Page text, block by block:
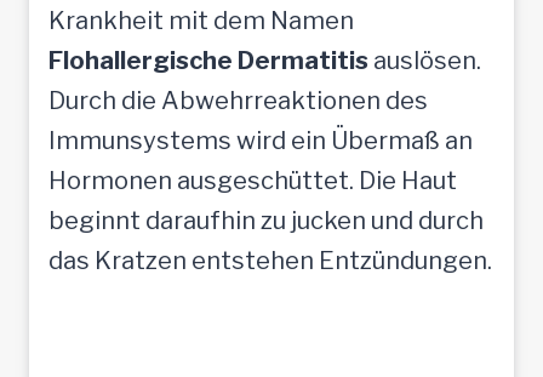
Krankheit mit dem Namen
Flohallergische Dermatitis auslösen.
Durch die Abwehrreaktionen des
Immunsystems wird ein Übermaß an
Hormonen ausgeschüttet. Die Haut
beginnt daraufhin zu jucken und durch
das Kratzen entstehen Entzündungen.